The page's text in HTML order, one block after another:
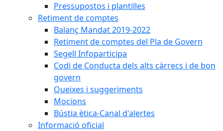
Pressupostos i plantilles
Retiment de comptes
Balanç Mandat 2019-2022
Retiment de comptes del Pla de Govern
Segell Infoparticipa
Codi de Conducta dels alts càrrecs i de bon
govern
Queixes i suggeriments
Mocions
Bústia ètica-Canal d'alertes
Informació oficial